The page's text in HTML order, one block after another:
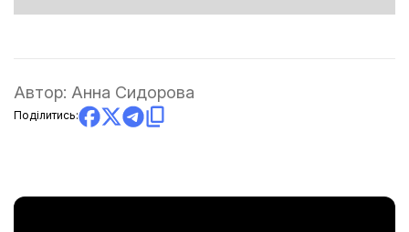
Автор: Анна Сидорова
Поділитись: